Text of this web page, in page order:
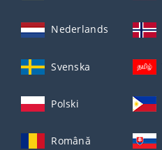
Nederlands
Svenska
Polski
Română